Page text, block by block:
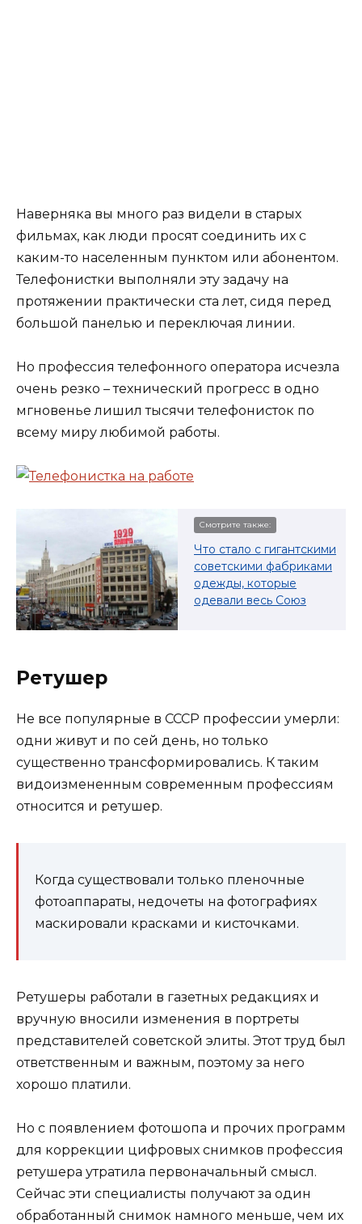
Наверняка вы много раз видели в старых
фильмах, как люди просят соединить их с
каким-то населенным пунктом или абонентом.
Телефонистки выполняли эту задачу на
протяжении практически ста лет, сидя перед
большой панелью и переключая линии.
Но профессия телефонного оператора исчезла
очень резко – технический прогресс в одно
мгновенье лишил тысячи телефонисток по
всему миру любимой работы.
Смотрите также:
Что стало с гигантскими
советскими фабриками
одежды, которые
одевали весь Союз
Ретушер
Не все популярные в СССР профессии умерли:
одни живут и по сей день, но только
существенно трансформировались. К таким
видоизмененным современным профессиям
относится и ретушер.
Когда существовали только пленочные
фотоаппараты, недочеты на фотографиях
маскировали красками и кисточками.
Ретушеры работали в газетных редакциях и
вручную вносили изменения в портреты
представителей советской элиты. Этот труд был
ответственным и важным, поэтому за него
хорошо платили.
Но с появлением фотошопа и прочих программ
для коррекции цифровых снимков профессия
ретушера утратила первоначальный смысл.
Сейчас эти специалисты получают за один
обработанный снимок намного меньше, чем их